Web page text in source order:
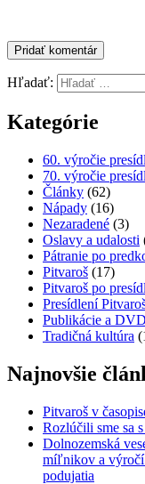
Hľadať:
Kategórie
60. výročie
70. výročie
Články (62)
Nápady (16)
Nezaradené (3)
Oslavy a udalosti
Pátranie po
Pitvaroš (17)
Pitvaroš po
Presídlení
Publikácie a DVD
Tradičná kultúra
Najnovšie
Pitvaroš v
Rozlúčili sme sa
Dolnozemská
míľnikov a výročí
podujatia